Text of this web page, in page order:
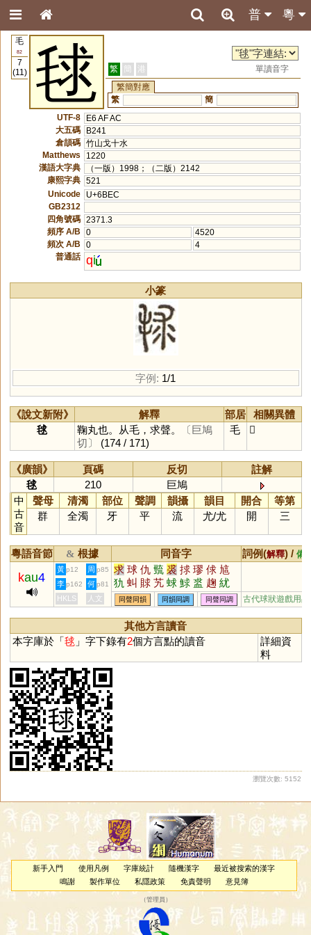
粵
普
毛
82
7
(11)
毬 繁 簡 港
單讀音字
繁簡對應
繁
簡
UTF-8
E6 AF AC
大五碼
B241
倉頡碼 竹山戈十水
Matthews
1220
漢語大字典
（一版）1998；（二版）2142
康熙字典 521
Unicode
U+6BEC
GB2312
四角號碼 2371.3
頻序 A/B
0
4520
頻次 A/B
0
4
普通話 qi
小篆
字例: 1/1
《說文新附》 解釋 部居
相關異體
毬
鞠丸也。从毛，求聲。
〔巨鳩
切〕
(174 / 171)
毛 𣭳
《廣韻》 頁碼 反切
註解
毬
210
巨鳩
中
古
音
聲母 清濁 部位 聲調 韻攝 韻目 開合
等第
群
全濁 牙 平 流 尤/尤 開 三
粵語音節 & 根據 同音字 詞例(解釋) / 備
kau4
黃 p12 周 p85 求 球 仇 巰 裘 捄 璆 俅 訄
犰 虯 賕 艽 蛷 鯄 盚 趜 紌
莍 殏 頄 釓 觓 鼽 銶 觩 絿
釚 逑 梂 厹 朹
李 p162 何 p81
HKLS 人文 同聲同韻 同韻同調 同聲同調 古代球狀遊戲用品
其他方言讀音
本字庫於「毬 」字下錄有2個方言點的讀音
詳細資
料
瀏覽次數: 5152
新手入門 使用凡例 字庫統計 隨機漢字
最近被搜索的漢字
鳴謝
製作單位 私隱政策 免責聲明 意見簿
（管理員 ）